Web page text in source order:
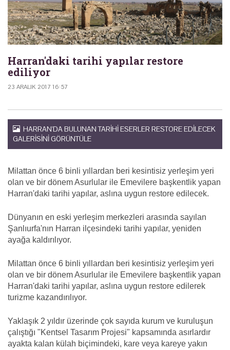
Harran'daki tarihi yapılar restore
ediliyor
23 ARALIK 2017 16:57
HARRAN'DA BULUNAN TARIHI ESERLER RESTORE EDILECEK
GALERISINI GÖRÜNTÜLE
Milattan önce 6 binli yıllardan beri kesintisiz yerleşim yeri
olan ve bir dönem Asurlular ile Emevilere başkentlik yapan
Harran'daki tarihi yapılar, aslına uygun restore edilecek.
Dünyanın en eski yerleşim merkezleri arasında sayılan
Şanlıurfa'nın Harran ilçesindeki tarihi yapılar, yeniden
ayağa kaldırılıyor.
Milattan önce 6 binli yıllardan beri kesintisiz yerleşim yeri
olan ve bir dönem Asurlular ile Emevilere başkentlik yapan
Harran'daki tarihi yapılar, aslına uygun restore edilerek
turizme kazandırılıyor.
Yaklaşık 2 yıldır üzerinde çok sayıda kurum ve kuruluşun
çalıştığı "Kentsel Tasarım Projesi" kapsamında asırlardır
ayakta kalan külah biçimindeki, kare veya kareye yakın